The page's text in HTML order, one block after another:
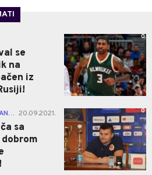
se
na
iz
0
POHVALE BANJALUČANIMA, BRANDAO NEĆE IGRATI! 20.09.2021.
sa
0